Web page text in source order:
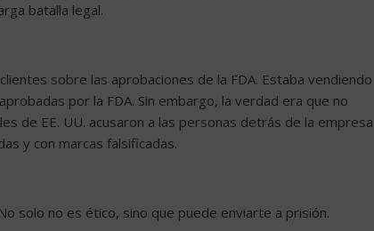
batalla legal.
sobre las aprobaciones de la FDA. Estaba vendiendo
por la FDA. Sin embargo, la verdad era que no
de EE. UU. acusaron a las personas detrás de la empresa
y con marcas falsificadas.
solo no es ético, sino que puede enviarte a prisión.